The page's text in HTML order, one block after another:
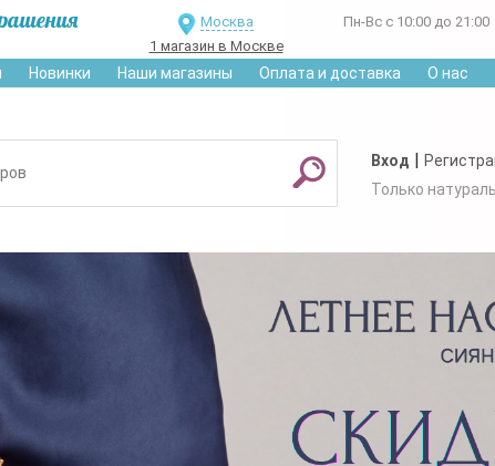
Москва
1 магазин в Москве
Пн-Вс с 10:00 до 21:00
Новинки Наши магазины Оплата и доставка О нас
Вход |
Только